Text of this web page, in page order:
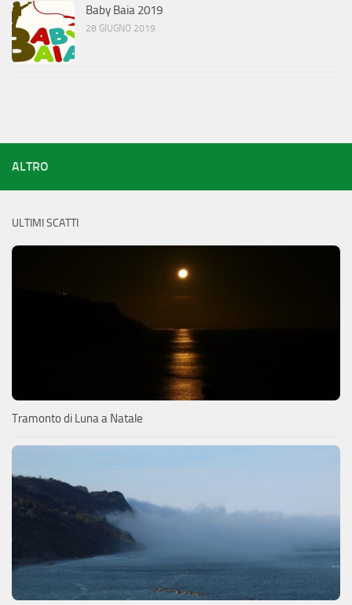
Baby Baia 2019
28 GIUGNO 2019
ALTRO
ULTIMI SCATTI
Tramonto di Luna a Natale